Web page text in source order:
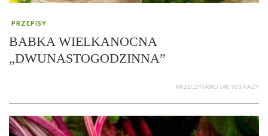
PRZEPISY
BABKA WIELKANOCNA
„DWUNASTOGODZINNA”
PRZECZYTANO 140 933 RAZY